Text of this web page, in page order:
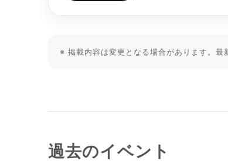
※ 掲載内容は変更となる場合があります。最
過去のイベント